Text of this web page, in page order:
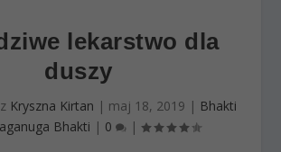
lekarstwo dla
duszy
Kryszna Kirtan | maj 18, 2019 | Bhakti
Bhakti | 0 |